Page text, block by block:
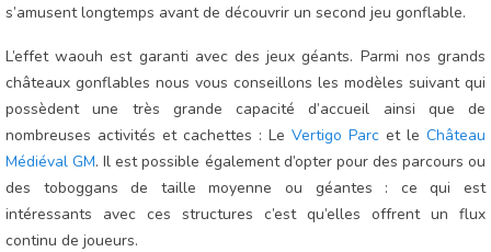
s’amusent longtemps avant de découvrir un second jeu gonflable.
L’effet waouh est garanti avec des jeux géants. Parmi nos grands
châteaux gonflables nous vous conseillons les modèles suivant qui
possèdent une très grande capacité d’accueil ainsi que de
nombreuses activités et cachettes : Le Vertigo Parc et le Château
Médiéval GM. Il est possible également d’opter pour des parcours ou
des toboggans de taille moyenne ou géantes : ce qui est
intéressants avec ces structures c’est qu’elles offrent un flux
continu de joueurs.